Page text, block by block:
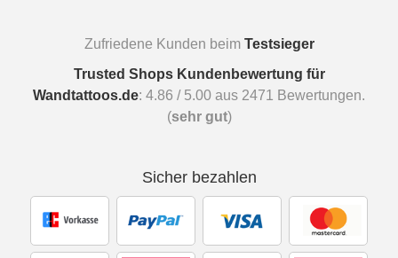
Zufriedene Kunden beim Testsieger
Trusted Shops Kundenbewertung für
Wandtattoos.de: 4.86 / 5.00 aus 2471
Bewertungen.
(sehr gut)
Sicher bezahlen